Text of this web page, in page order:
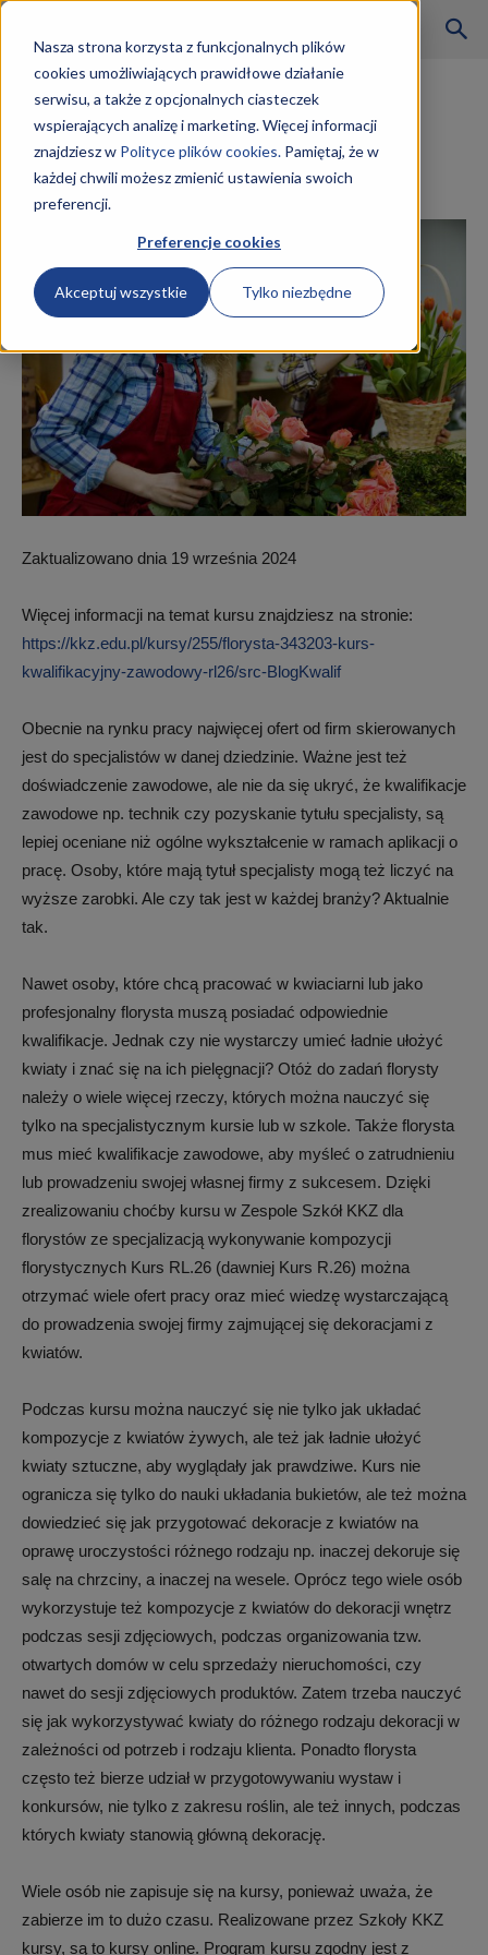
Nasza strona korzysta z funkcjonalnych plików
cookies umożliwiających prawidłowe działanie
serwisu, a także z opcjonalnych ciasteczek
wspierających analizę i marketing. Więcej informacji
znajdziesz w Polityce plików cookies.Pamiętaj, że w
każdej chwili możesz zmienić ustawienia swoich
preferencji.
Preferencje cookies
Akceptuj wszystkie Tylko niezbędne
Szkoły
Aktualności
Strona główna Rzemiosło i rękodzieło
Florysta kwalifikacje
Zaktualizowano dnia 19 września 2024
Więcej informacji na temat kursu znajdziesz na stronie:
https://kkz.edu.pl/kursy/255/florysta-343203-kurs-
kwalifikacyjny-zawodowy-rl26/src-BlogKwalif
Obecnie na rynku pracy najwięcej ofert od firm skierowanych
jest do specjalistów w danej dziedzinie. Ważne jest też
doświadczenie zawodowe, ale nie da się ukryć, że kwalifikacje
zawodowe np. technik czy pozyskanie tytułu specjalisty, są
lepiej oceniane niż ogólne wykształcenie w ramach aplikacji o
pracę. Osoby, które mają tytuł specjalisty mogą też liczyć na
wyższe zarobki. Ale czy tak jest w każdej branży? Aktualnie
tak.
Nawet osoby, które chcą pracować w kwiaciarni lub jako
profesjonalny florysta muszą posiadać odpowiednie
kwalifikacje. Jednak czy nie wystarczy umieć ładnie ułożyć
kwiaty i znać się na ich pielęgnacji? Otóż do zadań florysty
należy o wiele więcej rzeczy, których można nauczyć się
tylko na specjalistycznym kursie lub w szkole. Także florysta
mus mieć kwalifikacje zawodowe, aby myśleć o zatrudnieniu
lub prowadzeniu swojej własnej firmy z sukcesem. Dzięki
zrealizowaniu choćby kursu w Zespole Szkół KKZ dla
florystów ze specjalizacją wykonywanie kompozycji
florystycznych Kurs RL.26 (dawniej Kurs R.26) można
otrzymać wiele ofert pracy oraz mieć wiedzę wystarczającą
do prowadzenia swojej firmy zajmującej się dekoracjami z
kwiatów.
Podczas kursu można nauczyć się nie tylko jak układać
kompozycje z kwiatów żywych, ale też jak ładnie ułożyć
kwiaty sztuczne, aby wyglądały jak prawdziwe. Kurs nie
ogranicza się tylko do nauki układania bukietów, ale też można
dowiedzieć się jak przygotować dekoracje z kwiatów na
oprawę uroczystości różnego rodzaju np. inaczej dekoruje się
salę na chrzciny, a inaczej na wesele. Oprócz tego wiele osób
wykorzystuje też kompozycje z kwiatów do dekoracji wnętrz
podczas sesji zdjęciowych, podczas organizowania tzw.
otwartych domów w celu sprzedaży nieruchomości, czy
nawet do sesji zdjęciowych produktów. Zatem trzeba nauczyć
się jak wykorzystywać kwiaty do różnego rodzaju dekoracji w
zależności od potrzeb i rodzaju klienta. Ponadto florysta
często też bierze udział w przygotowywaniu wystaw i
konkursów, nie tylko z zakresu roślin, ale też innych, podczas
których kwiaty stanowią główną dekorację.
Wiele osób nie zapisuje się na kursy, ponieważ uważa, że
zabierze im to dużo czasu. Realizowane przez Szkoły KKZ
kursy, są to kursy online. Program kursu zgodny jest z